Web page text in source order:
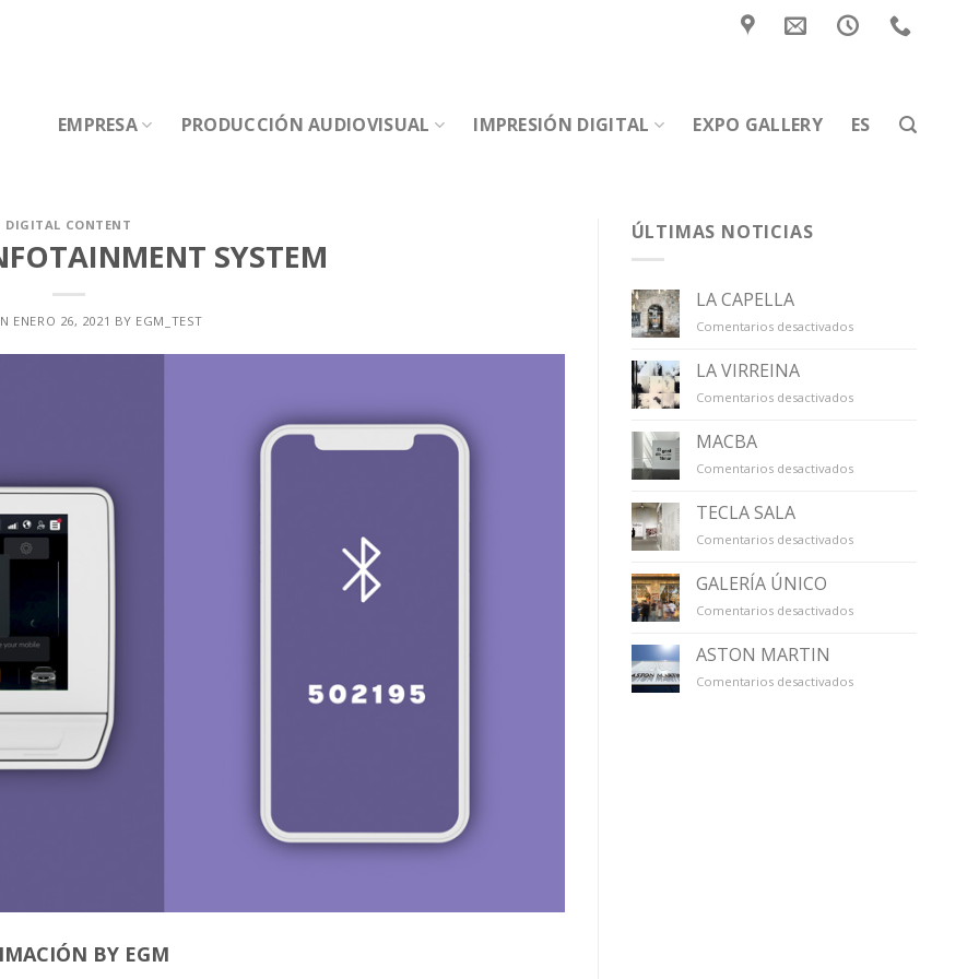
EMPRESA PRODUCCIÓN AUDIOVISUAL IMPRESIÓN DIGITAL EXPO GALLERY ES
DIGITAL CONTENT
SYSTEM
ENERO 26, 2021 BY EGM_TEST
BY EGM
ÚLTIMAS NOTICIAS
LA CAPELLA
Comentarios desactivadosen
LA VIRREINA
Comentarios desactivadosen
MACBA
Comentarios desactivadosen
TECLA SALA
Comentarios desactivadosen
GALERÍA ÚNICO
Comentarios desactivadosen
ASTON MARTIN
Comentarios desactivadosen